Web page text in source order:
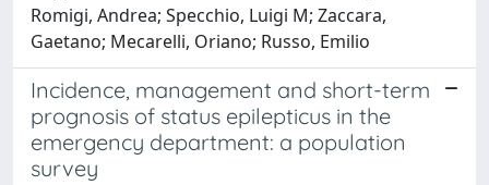
Romigi, Andrea; Specchio, Luigi M; Zaccara,
Gaetano; Mecarelli, Oriano; Russo, Emilio
Incidence, management and short-term
prognosis of status epilepticus in the
emergency department: a population
survey